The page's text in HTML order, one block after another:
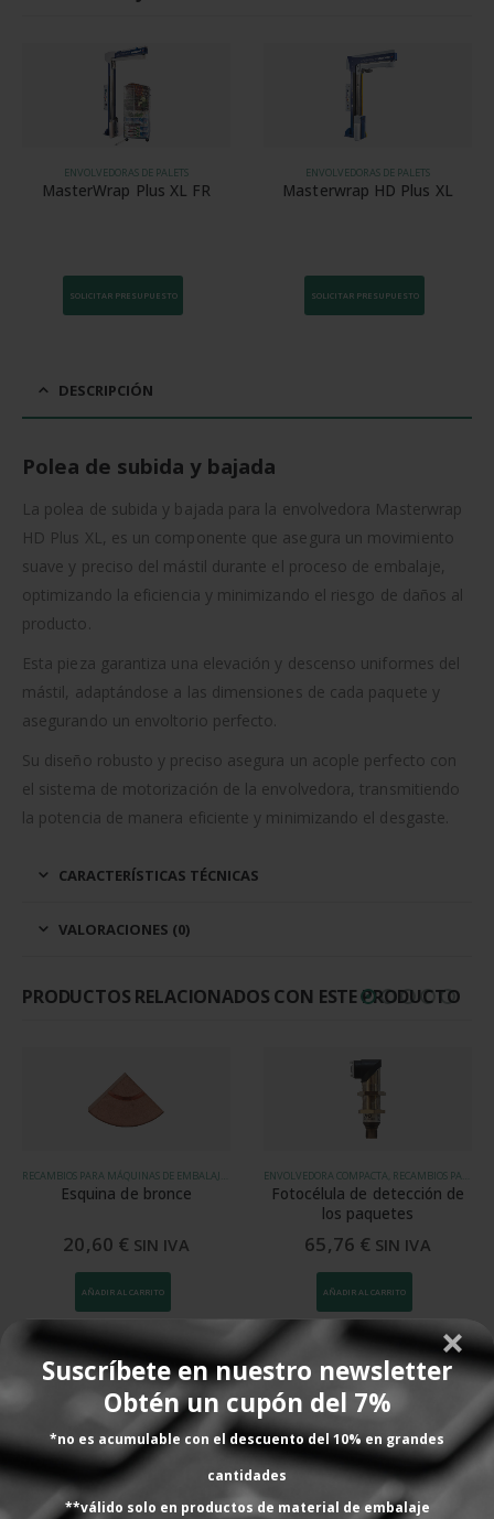
Suscríbete en nuestro newsletter
Obtén un cupón del 7%
*no es acumulable con el descuento del 10% en grandes
cantidades
**válido solo en productos de material de embalaje
ENVOLVEDORAS DE PALETS
MasterWrap Plus XL FR
SOLICITAR PRESUPUESTO
ENVOLVEDORAS DE PALETS
Masterwrap HD Plus XL
SOLICITAR PRESUPUESTO
DESCRIPCIÓN
Polea de subida y bajada
La polea de subida y bajada para la envolvedora Masterwrap
HD Plus XL, es un componente que asegura un movimiento
suave y preciso del mástil durante el proceso de embalaje,
optimizando la eficiencia y minimizando el riesgo de daños al
producto.
Esta pieza garantiza una elevación y descenso uniformes del
mástil, adaptándose a las dimensiones de cada paquete y
asegurando un envoltorio perfecto.
Su diseño robusto y preciso asegura un acople perfecto con
el sistema de motorización de la envolvedora, transmitiendo
la potencia de manera eficiente y minimizando el desgaste.
CARACTERÍSTICAS TÉCNICAS
VALORACIONES (0)
PRODUCTOS RELACIONADOS CON ESTE PRODUCTO
Esquina de bronce
20,60 € SIN IVA
AÑADIR AL CARRITO
Fotocélula de detección de
los paquetes
65,76 € SIN IVA
AÑADIR AL CARRITO
Lo que dicen nuestros
clientes